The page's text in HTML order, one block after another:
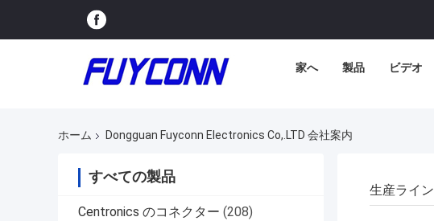
家へ 製品 ビデオ
ホーム Dongguan Fuyconn Electronics Co,.LTD 会社案内
すべての製品
Centronics のコネクター (208)
生産ライン